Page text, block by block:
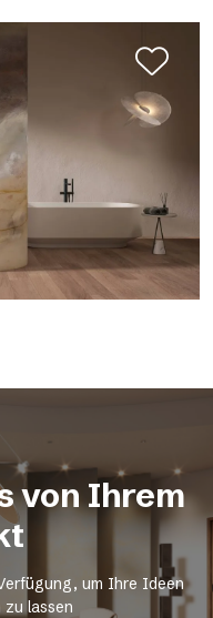
von Ihrem
um Ihre Ideen
lassen